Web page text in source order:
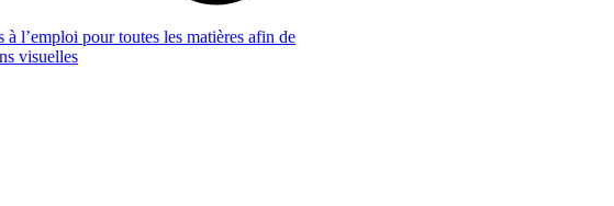
à l’emploi pour toutes les matières afin de
visuelles